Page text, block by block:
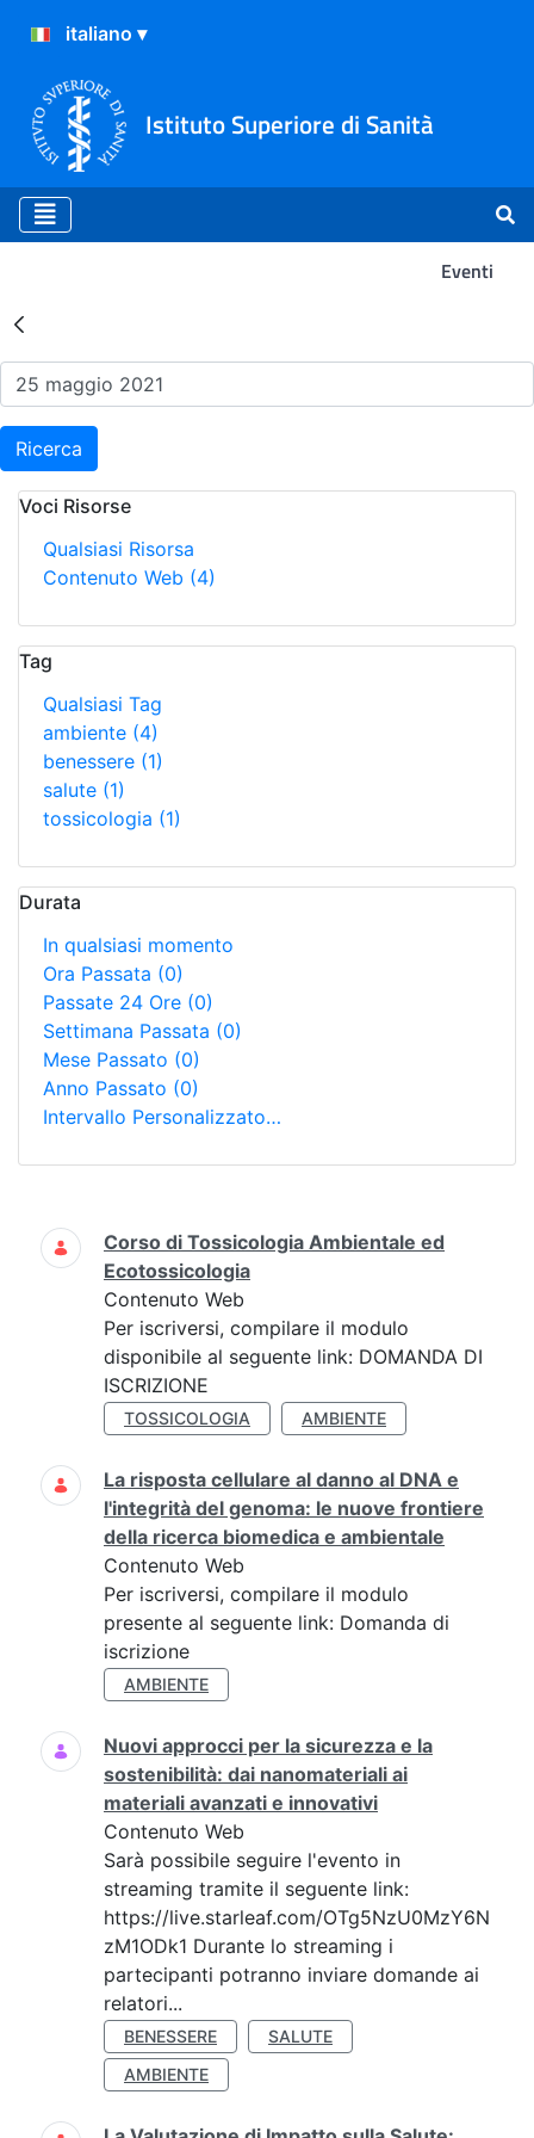
Istituto Superiore di Sanità
Eventi
Risultati della Ricerca -
Ricerca
Voci Risorse
Qualsiasi Risorsa
Contenuto Web (4)
Tag
Qualsiasi Tag
ambiente (4)
benessere (1)
salute (1)
tossicologia (1)
Durata
In qualsiasi momento
Ora Passata (0)
Passate 24 Ore (0)
Settimana Passata (0)
Mese Passato (0)
Anno Passato (0)
Intervallo Personalizzato…
Ricerca
Corso di Tossicologia Ambientale ed
Ecotossicologia
Contenuto Web
Per iscriversi, compilare il modulo
disponibile al seguente link: DOMANDA DI
ISCRIZIONE
TOSSICOLOGIA AMBIENTE
La risposta cellulare al danno al DNA e
l'integrità del genoma: le nuove frontiere
della ricerca biomedica e ambientale
Contenuto Web
Per iscriversi, compilare il modulo
presente al seguente link: Domanda di
iscrizione
AMBIENTE
Nuovi approcci per la sicurezza e la
sostenibilità: dai nanomateriali ai
materiali avanzati e innovativi
Contenuto Web
Sarà possibile seguire l'evento in
streaming tramite il seguente link:
https://live.starleaf.com/OTg5NzU0MzY6N
zM1ODk1 Durante lo streaming i
partecipanti potranno inviare domande ai
relatori...
BENESSERE
SALUTE
AMBIENTE